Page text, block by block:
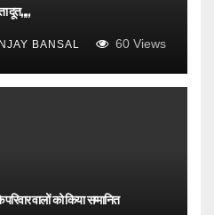
दूत,,,,
BANSAL 60 Views
वालों को किया सम्मानित